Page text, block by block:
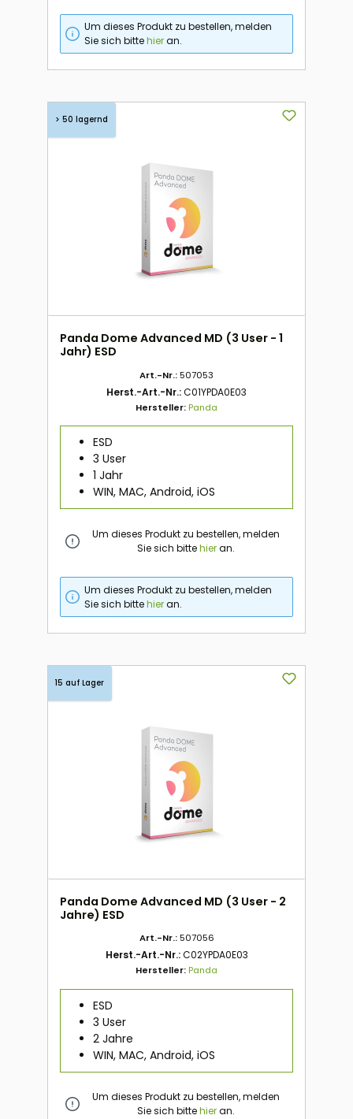
Um dieses Produkt zu bestellen, melden
Sie sich bittehieran.
> 50 lagernd
Panda Dome Advanced MD (3 User - 1
Jahr) ESD
Art.-Nr.:507053
Herst.-Art.-Nr.:C01YPDA0E03
Hersteller:Panda
ESD
3 User
1 Jahr
WIN, MAC, Android, iOS
Um dieses Produkt zu bestellen, melden
Sie sich bittehieran.
Um dieses Produkt zu bestellen, melden
Sie sich bittehieran.
15 auf Lager
Panda Dome Advanced MD (3 User - 2
Jahre) ESD
Art.-Nr.:507056
Herst.-Art.-Nr.:C02YPDA0E03
Hersteller:Panda
ESD
3 User
2 Jahre
WIN, MAC, Android, iOS
Um dieses Produkt zu bestellen, melden
Sie sich bittehieran.